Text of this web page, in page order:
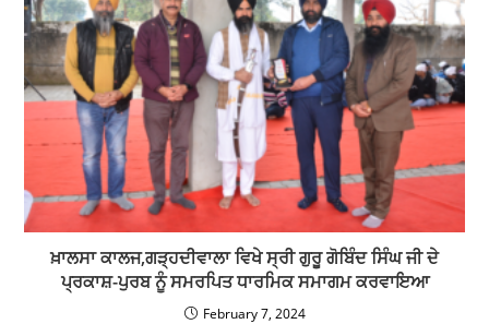
ਖ਼ਾਲਸਾ ਕਾਲਜ,ਗੜ੍ਹਦੀਵਾਲਾ ਵਿਖੇ ਸ੍ਰੀ ਗੁਰੂ ਗੋਬਿੰਦ ਸਿੰਘ ਜੀ ਦੇ
ਪ੍ਰਕਾਸ਼-ਪੁਰਬ ਨੂੰ ਸਮਰਪਿਤ ਧਾਰਮਿਕ ਸਮਾਗਮ ਕਰਵਾਇਆ
February 7, 2024